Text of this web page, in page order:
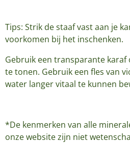
Tips: Strik de staaf vast aan je
voorkomen bij het inschenken.
Gebruik een transparante
te tonen. Gebruik een fles van
water langer vitaal te kunnen
*De kenmerken van alle
onze website zijn niet